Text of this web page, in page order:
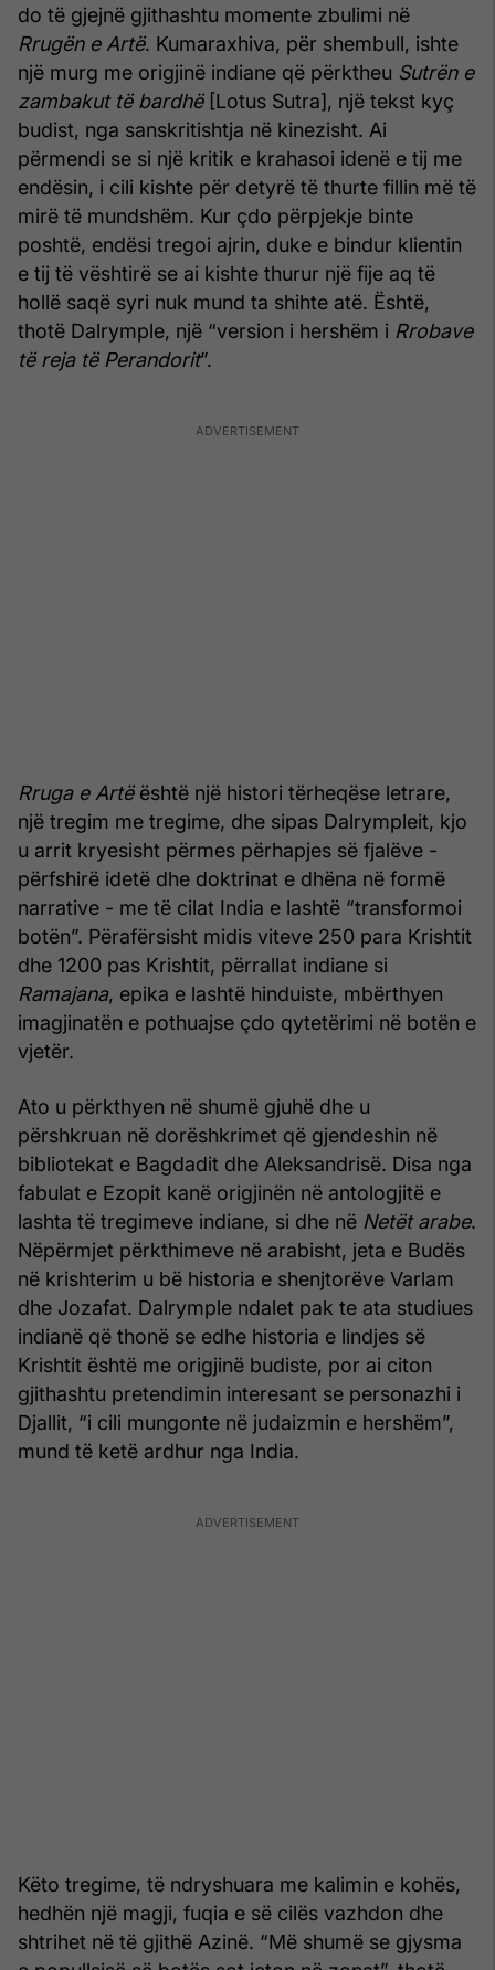
do të gjejnë gjithashtu momente zbulimi në
Rrugën e Artë. Kumaraxhiva, për shembull, ishte
një murg me origjinë indiane që përktheu Sutrën e
zambakut të bardhë[Lotus Sutra], një tekst kyç
budist, nga sanskritishtja në kinezisht. Ai
përmendi se si një kritik e krahasoi idenë e tij me
endësin, i cili kishte për detyrë të thurte fillin më të
mirë të mundshëm. Kur çdo përpjekje binte
poshtë, endësi tregoi ajrin, duke e bindur klientin
e tij të vështirë se ai kishte thurur një fije aq të
hollë saqë syri nuk mund ta shihte atë. Është,
thotë Dalrymple, një “version i hershëm i Rrobave
të reja të Perandorit”.
Rruga e Artëështë një histori tërheqëse letrare,
një tregim me tregime, dhe sipas Dalrympleit, kjo
u arrit kryesisht përmes përhapjes së fjalëve -
përfshirë idetë dhe doktrinat e dhëna në formë
narrative - me të cilat India e lashtë “transformoi
botën”. Përafërsisht midis viteve 250 para Krishtit
dhe 1200 pas Krishtit, përrallat indiane si
Ramajana, epika e lashtë hinduiste, mbërthyen
imagjinatën e pothuajse çdo qytetërimi në botën e
vjetër.
Ato u përkthyen në shumë gjuhë dhe u
përshkruan në dorëshkrimet që gjendeshin në
bibliotekat e Bagdadit dhe Aleksandrisë. Disa nga
fabulat e Ezopit kanë origjinën në antologjitë e
lashta të tregimeve indiane, si dhe në Netët arabe.
Nëpërmjet përkthimeve në arabisht, jeta e Budës
në krishterim u bë historia e shenjtorëve Varlam
dhe Jozafat. Dalrymple ndalet pak te ata studiues
indianë që thonë se edhe historia e lindjes së
Krishtit është me origjinë budiste, por ai citon
gjithashtu pretendimin interesant se personazhi i
Djallit, “i cili mungonte në judaizmin e hershëm”,
mund të ketë ardhur nga India.
Këto tregime, të ndryshuara me kalimin e kohës,
hedhën një magji, fuqia e së cilës vazhdon dhe
shtrihet në të gjithë Azinë. “Më shumë se gjysma